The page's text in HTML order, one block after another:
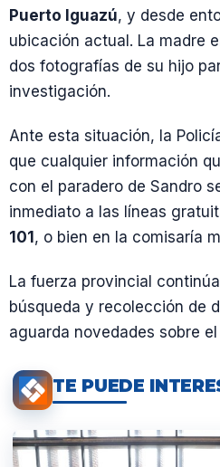
Puerto Iguazú, y desde
ubicación actual. La madre
dos fotografías de su hijo
investigación.
Ante esta situación, la
que cualquier información
con el paradero de Sandro
inmediato a las líneas
101, o bien en la comisaría
La fuerza provincial
búsqueda y recolección de
aguarda novedades sobre
TE PUEDE